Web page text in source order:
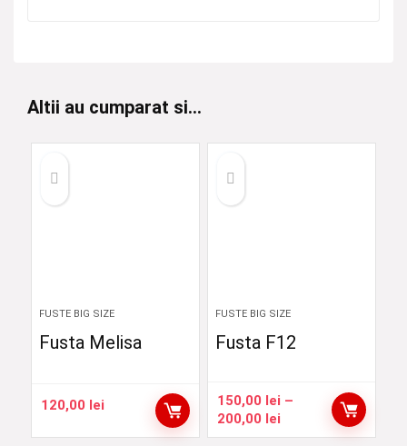
Altii au cumparat si...
FUSTE BIG SIZE
Fusta Melisa
120,00 lei
FUSTE BIG SIZE
Fusta F12
150,00 lei –
200,00 leiInterval
de